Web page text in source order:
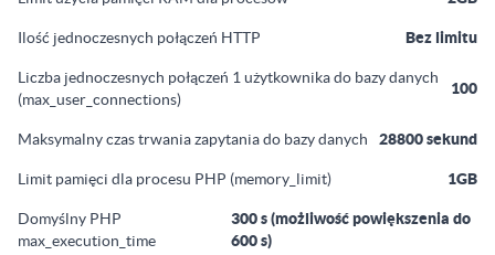
Ilość jednoczesnych połączeń HTTP Bez limitu
Liczba jednoczesnych połączeń 1 użytkownika do bazy danych
(max_user_connections)
100
Maksymalny czas trwania zapytania do bazy danych 28800 sekund
Limit pamięci dla procesu PHP (memory_limit) 1GB
Domyślny PHP
max_execution_time
300 s (możliwość powiększenia do
600 s)